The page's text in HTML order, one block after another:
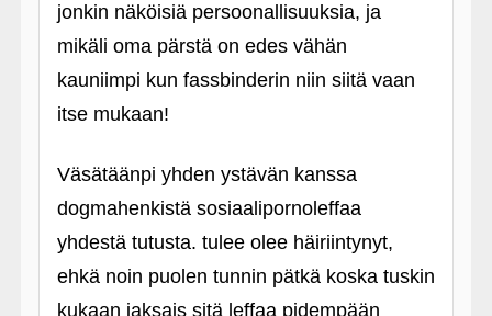
jonkin näköisiä persoonallisuuksia, ja
mikäli oma pärstä on edes vähän
kauniimpi kun fassbinderin niin siitä vaan
itse mukaan!
Väsätäänpi yhden ystävän kanssa
dogmahenkistä sosiaalipornoleffaa
yhdestä tutusta. tulee olee häiriintynyt,
ehkä noin puolen tunnin pätkä koska tuskin
kukaan jaksais sitä leffaa pidempään